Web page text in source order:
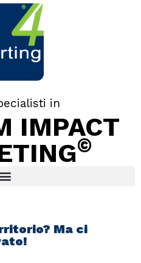
in
IMPACT
©
Ma ci